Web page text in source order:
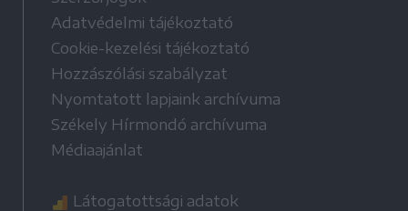
Adatvédelmi tájékoztató
Cookie-kezelési tájékoztató
Hozzászólási szabályzat
Nyomtatott lapjaink archívuma
Székely Hírmondó archívuma
Médiaajánlat
Látogatottsági adatok